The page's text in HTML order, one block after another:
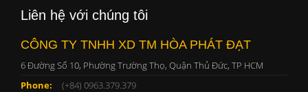
Liên hệ với chúng tôi
CÔNG TY TNHH XD TM HÒA PHÁT ĐẠT
6 Đường Số 10, Phường Trường Thọ, Quận Thủ Đức, TP HCM
Phone:
(+84) 0963.379.379